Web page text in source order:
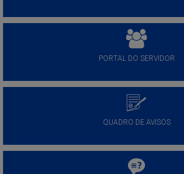
PORTAL DO SERVIDOR
QUADRO DE AVISOS